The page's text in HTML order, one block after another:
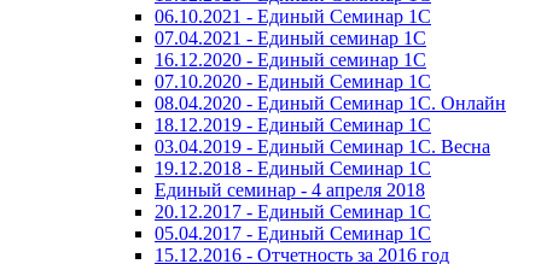
06.10.2021 - Единый Семинар 1С
07.04.2021 - Единый семинар 1С
16.12.2020 - Единый семинар 1С
07.10.2020 - Единый Семинар 1С
08.04.2020 - Единый Семинар 1С. Онлайн
18.12.2019 - Единый Семинар 1С
03.04.2019 - Единый Семинар 1С. Весна
19.12.2018 - Единый Семинар 1С
Единый семинар - 4 апреля 2018
20.12.2017 - Единый Семинар 1С
05.04.2017 - Единый Семинар 1С
15.12.2016 - Отчетность за 2016 год